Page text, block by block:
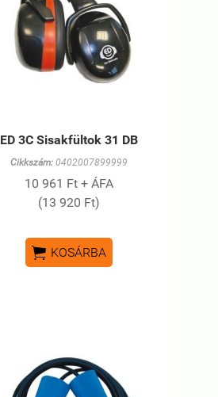
ED 3C Sisakfültok 31 DB
Cikkszám: 0402007899999
10 961 Ft + ÁFA
(13 920 Ft)
 KOSÁRBA